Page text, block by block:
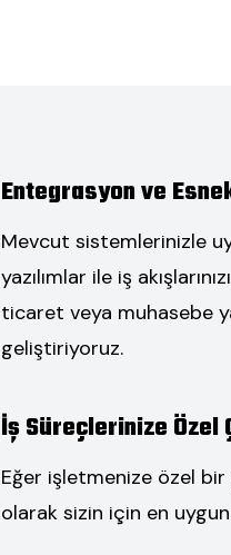
Entegrasyon ve
Mevcut sistemlerinizle
yazılımlar ile iş
ticaret veya muhasebe
geliştiriyoruz.
İş Süreçlerinize Özel
Eğer işletmenize özel bir
olarak sizin için en